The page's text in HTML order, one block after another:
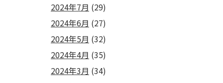
2024年7月 (29)
2024年6月 (27)
2024年5月 (32)
2024年4月 (35)
2024年3月 (34)